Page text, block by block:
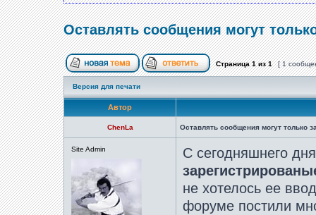
Оставлять сообщения могут
Страница1из1 [ 1
Версия для печати
Автор
ChenLa Оставлять сообщения могут только
Site Admin
С сегодняшнего
не хотелось ее
форуме постили